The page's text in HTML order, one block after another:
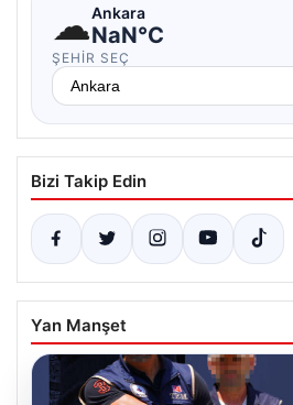
☁Ankara
NaN°C
ŞEHIR SEÇ
Bizi Takip Edin
Yan Manşet